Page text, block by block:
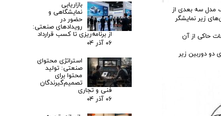
مدل سه بعدی از
زیر نمایشگر
حاکی از آن
دو دوربین زیر
بازاریابی
نمایشگاهی و
حضور در
رویدادهای صنعتی:
از برنامه‌ریزی تا کسب قرارداد
۰۶ آذر ۰۴
استراتژی محتوای
صنعتی: تولید
محتوا برای
تصمیم‌گیرندگان
فنی و تجاری
۰۶ آذر ۰۴